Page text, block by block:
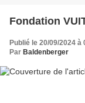
Fondation
Publié le 20/09/2024 à
Par Baldenberger